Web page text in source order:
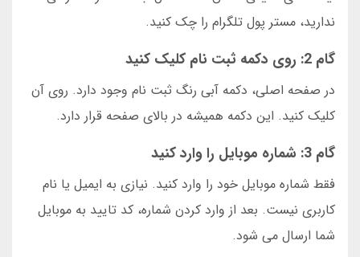
ندارید، مستر پول تلگرام را چک کنید.
گام 2: روی دکمه ثبت نام کلیک کنید
در صفحه اصلی، دکمه آبی رنگ ثبت نام وجود دارد. روی آن
کلیک کنید. این دکمه همیشه در بالای صفحه قرار دارد.
گام 3: شماره موبایل را وارد کنید
فقط شماره موبایل خود را وارد کنید. نیازی به ایمیل یا نام
کاربری نیست. بعد از وارد کردن شماره، کد تایید به موبایل
شما ارسال می شود.